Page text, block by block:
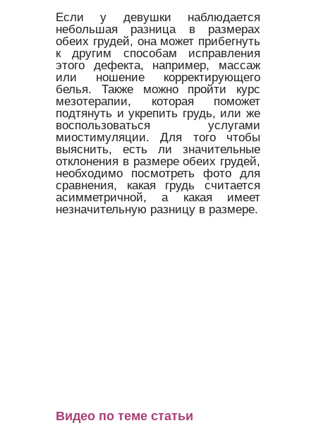
Если у девушки наблюдается
небольшая разница в размерах
обеих грудей, она может прибегнуть
к другим способам исправления
этого дефекта, например, массаж
или ношение корректирующего
белья. Также можно пройти курс
мезотерапии, которая поможет
подтянуть и укрепить грудь, или же
воспользоваться услугами
миостимуляции. Для того чтобы
выяснить, есть ли значительные
отклонения в размере обеих грудей,
необходимо посмотреть фото для
сравнения, какая грудь считается
асимметричной, а какая имеет
незначительную разницу в размере.
Видео по теме статьи